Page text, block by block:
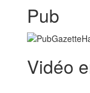
Pub
Vidéo